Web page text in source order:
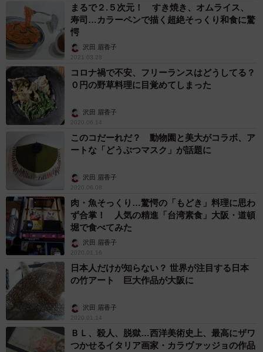
まるで２.５次元！ すき焼き、オムライス、
寿司…カラーペンで描く超絶そっくり和食に驚
愕
沢田 眉香子
2021.03.28
コロナ禍で不安、フリーランスはどうしてる？
０円の野草料理に目覚めてしまった
沢田 眉香子
2020.06.14
このコだーれだ？ 動物園と美大がコラボ、ア
ートな「どうぶつマスク」が話題に
沢田 眉香子
2020.06.08
肉・魚そっくり…驚愕の「もどき」料理に思わ
ず合掌！ 人気の精進「台湾素食」大阪・道頓
堀で食べてみた
沢田 眉香子
2020.01.16
日本人だけが知らない？ 世界が注目する日本
の竹アート 巨大作品が大阪に
沢田 眉香子
2020.01.14
ＢＬ、殺人、脱獄…西洋美術史上、最高にザワ
つかせるイタリア画家・カラヴァッジョの作品